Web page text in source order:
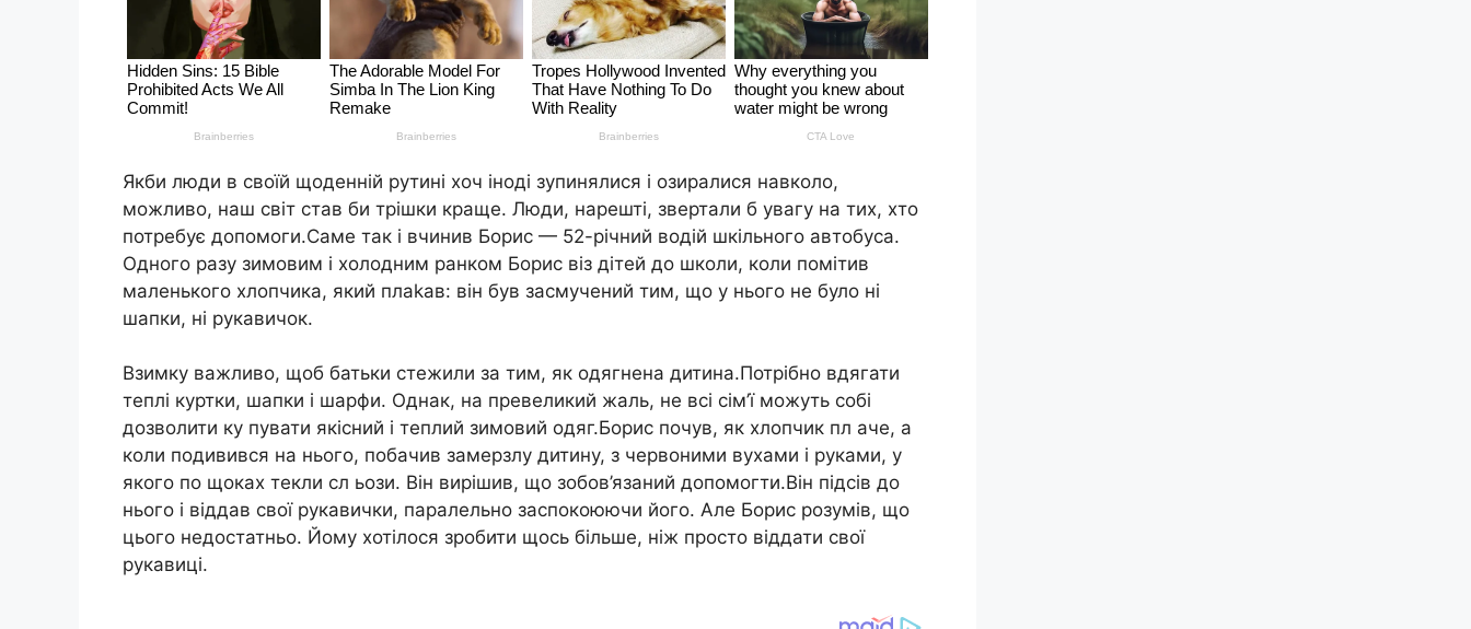
Якби люди в своїй щоденній рутині хоч іноді зупинялися і озиралися навколо,
можливо, наш світ став би трішки краще. Люди, нарешті, звертали б увагу на тих, хто
потребує допомоги.Саме так і вчинив Борис — 52-річний водій шкільного автобуса.
Одного разу зимовим і холодним ранком Борис віз дітей до школи, коли помітив
маленького хлопчика, який плаkав: він був засмучений тим, що у нього не було ні
шапки, ні рукавичок.
Взимку важливо, щоб батьки стежили за тим, як одягнена дитина.Потрібно вдягати
теплі куртки, шапки і шарфи. Однак, на превеликий жаль, не всі сім’ї можуть собі
дозволити ку пувати якісний і теплий зимовий одяг.Борис почув, як хлопчик пл аче, а
коли подивився на нього, побачив замерзлу дитину, з червоними вухами і руками, у
якого по щоках текли сл ьози. Він вирішив, що зобов’язаний допомогти.Він підсів до
нього і віддав свої рукавички, паралельно заспокоюючи його. Але Борис розумів, що
цього недостатньо. Йому хотілося зробити щось більше, ніж просто віддати свої
рукавиці.